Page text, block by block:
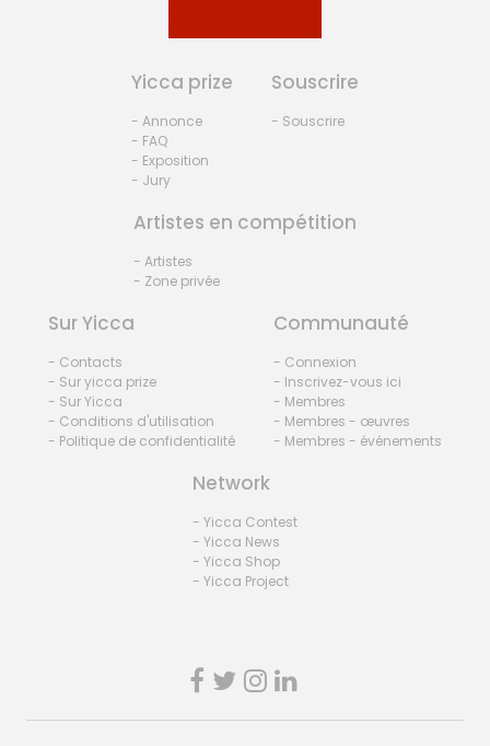
Yicca prize
- Annonce
- FAQ
- Exposition
- Jury
Souscrire
- Souscrire
Artistes en compétition
- Artistes
- Zone privée
Sur Yicca
- Contacts
- Sur yicca prize
- Sur Yicca
- Conditions d'utilisation
- Politique de confidentialité
Communauté
- Connexion
- Inscrivez-vous ici
- Membres
- Membres - œuvres
- Membres - événements
Network
- Yicca Contest
- Yicca News
- Yicca Shop
- Yicca Project